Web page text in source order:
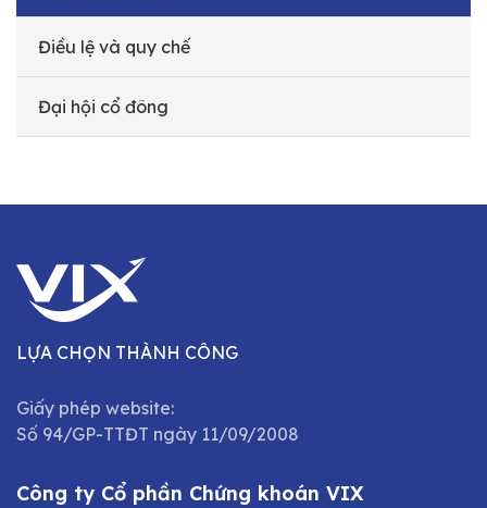
Điều lệ và quy chế
Đại hội cổ đông
LỰA CHỌN THÀNH CÔNG
Giấy phép website:
Số 94/GP-TTĐT ngày 11/09/2008
Công ty Cổ phần Chứng khoán VIX